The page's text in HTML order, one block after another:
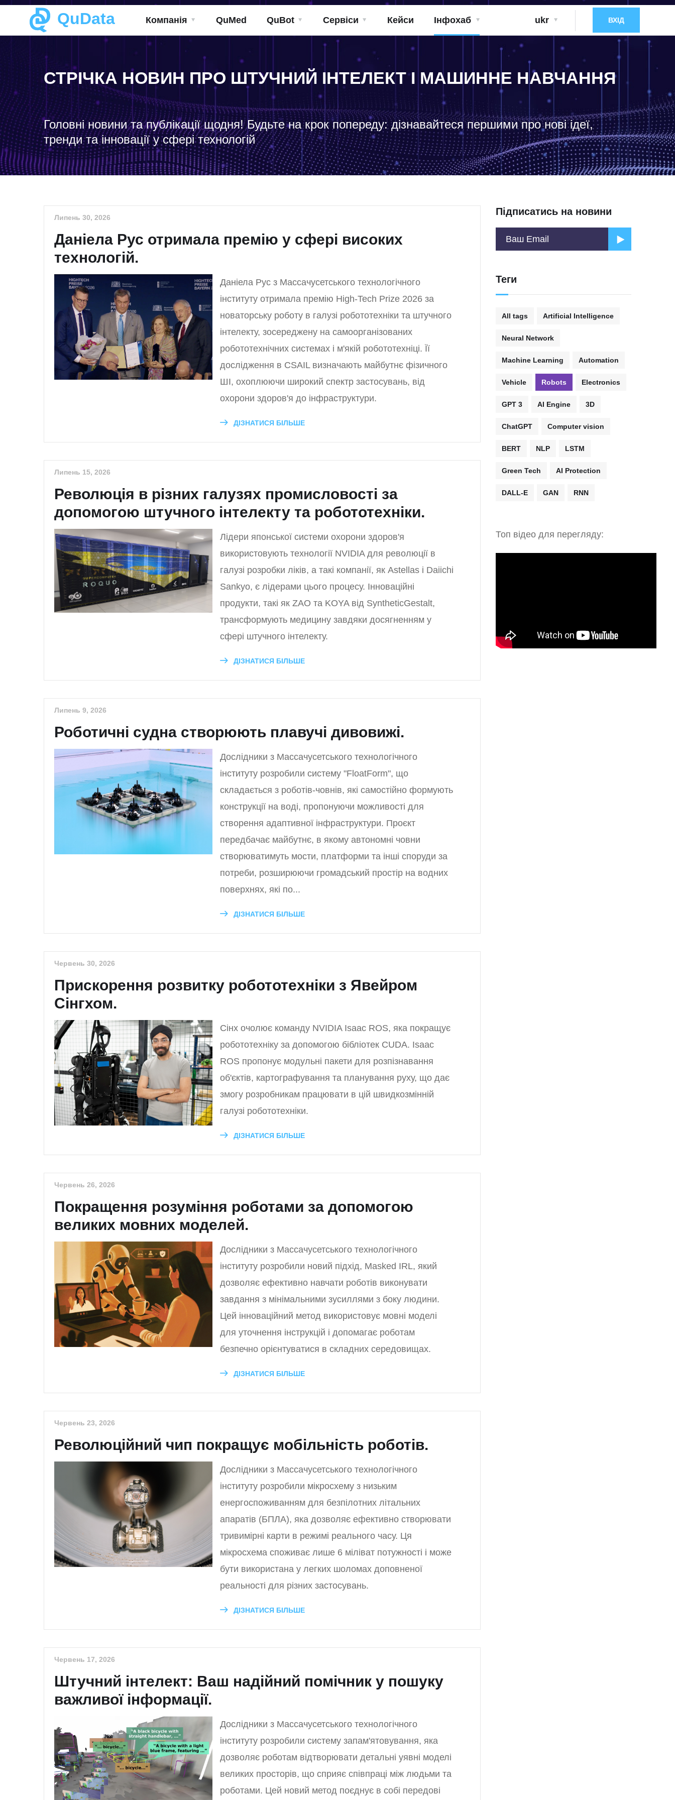
QuData Компанія QuMed QuBot Сервіси Кейси Інфохаб ukr ВХІД
СТРІЧКА НОВИН ПРО ШТУЧНИЙ ІНТЕЛЕКТ І МАШИННЕ НАВЧАННЯ
Головні новини та публікації щодня! Будьте на крок попереду: дізнавайтеся першими про нові ідеї,
тренди та інновації у сфері технологій
Липень 30, 2026
Даніела Рус отримала премію у сфері високих
технологій.
Даніела Рус з Массачусетського технологічного
інституту отримала премію High-Tech Prize 2026 за
новаторську роботу в галузі робототехніки та штучного
інтелекту, зосереджену на самоорганізованих
робототехнічних системах і м'якій робототехніці. Її
дослідження в CSAIL визначають майбутнє фізичного
ШІ, охоплюючи широкий спектр застосувань, від
охорони здоров'я до інфраструктури.
ДІЗНАТИСЯ БІЛЬШЕ
Липень 15, 2026
Революція в різних галузях промисловості за
допомогою штучного інтелекту та робототехніки.
Лідери японської системи охорони здоров'я
використовують технології NVIDIA для революції в
галузі розробки ліків, а такі компанії, як Astellas і Daiichi
Sankyo, є лідерами цього процесу. Інноваційні
продукти, такі як ZAO та KOYA від SyntheticGestalt,
трансформують медицину завдяки досягненням у
сфері штучного інтелекту.
ДІЗНАТИСЯ БІЛЬШЕ
Липень 9, 2026
Роботичні судна створюють плавучі дивовижі.
Дослідники з Массачусетського технологічного
інституту розробили систему "FloatForm", що
складається з роботів-човнів, які самостійно формують
конструкції на воді, пропонуючи можливості для
створення адаптивної інфраструктури. Проєкт
передбачає майбутнє, в якому автономні човни
створюватимуть мости, платформи та інші споруди за
потреби, розширюючи громадський простір на водних
поверхнях, які по...
ДІЗНАТИСЯ БІЛЬШЕ
Червень 30, 2026
Прискорення розвитку робототехніки з Явейром
Сінгхом.
Сінх очолює команду NVIDIA Isaac ROS, яка покращує
робототехніку за допомогою бібліотек CUDA. Isaac
ROS пропонує модульні пакети для розпізнавання
об'єктів, картографування та планування руху, що дає
змогу розробникам працювати в цій швидкозмінній
галузі робототехніки.
ДІЗНАТИСЯ БІЛЬШЕ
Червень 26, 2026
Покращення розуміння роботами за допомогою
великих мовних моделей.
Дослідники з Массачусетського технологічного
інституту розробили новий підхід, Masked IRL, який
дозволяє ефективно навчати роботів виконувати
завдання з мінімальними зусиллями з боку людини.
Цей інноваційний метод використовує мовні моделі
для уточнення інструкцій і допомагає роботам
безпечно орієнтуватися в складних середовищах.
ДІЗНАТИСЯ БІЛЬШЕ
Червень 23, 2026
Революційний чип покращує мобільність роботів.
Дослідники з Массачусетського технологічного
інституту розробили мікросхему з низьким
енергоспоживанням для безпілотних літальних
апаратів (БПЛА), яка дозволяє ефективно створювати
тривимірні карти в режимі реального часу. Ця
мікросхема споживає лише 6 міліват потужності і може
бути використана у легких шоломах доповненої
реальності для різних застосувань.
ДІЗНАТИСЯ БІЛЬШЕ
Червень 17, 2026
Штучний інтелект: Ваш надійний помічник у пошуку
важливої інформації.
Дослідники з Массачусетського технологічного
інституту розробили систему запам'ятовування, яка
дозволяє роботам відтворювати детальні уявні моделі
великих просторів, що сприяє співпраці між людьми та
роботами. Цей новий метод поєднує в собі передові
Підписатись на новини
Теги
All tags Artificial Intelligence
Neural Network
Machine Learning Automation
Vehicle Robots Electronics
GPT 3 AI Engine 3D
ChatGPT Computer vision
BERT NLP LSTM
Green Tech AI Protection
DALL-E GAN RNN
Топ відео для перегляду: